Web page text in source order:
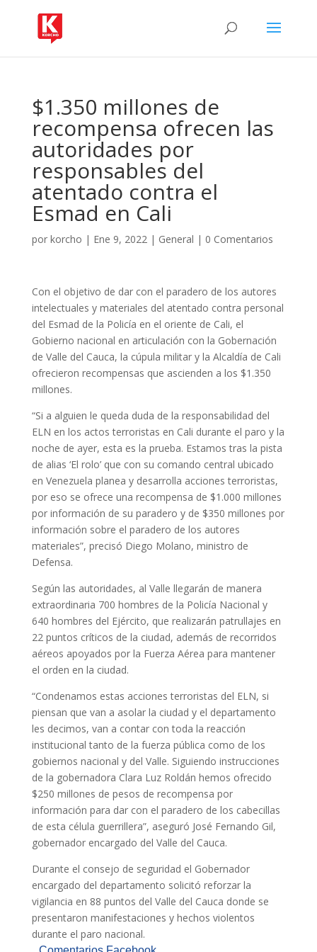
$1.350 millones de
recompensa ofrecen las
autoridades por
responsables del
atentado contra el
Esmad en Cali
por korcho | Ene 9, 2022| General | 0 Comentarios
Con el objetivo de dar con el paradero de los autores
intelectuales y materiales del atentado contra personal
del Esmad de la Policía en el oriente de Cali, el
Gobierno nacional en articulación con la Gobernación
de Valle del Cauca, la cúpula militar y la Alcaldía de Cali
ofrecieron recompensas que ascienden a los $1.350
millones.
“Si a alguien le queda duda de la responsabilidad del
ELN en los actos terroristas en Cali durante el paro y la
noche de ayer, esta es la prueba. Estamos tras la pista
de alias ‘El rolo’ que con su comando central ubicado
en Venezuela planea y desarrolla acciones terroristas,
por eso se ofrece una recompensa de $1.000 millones
por información de su paradero y de $350 millones por
información sobre el paradero de los autores
materiales”, precisó Diego Molano, ministro de
Defensa.
Según las autoridades, al Valle llegarán de manera
extraordinaria 700 hombres de la Policía Nacional y
640 hombres del Ejército, que realizarán patrullajes en
22 puntos críticos de la ciudad, además de recorridos
aéreos apoyados por la Fuerza Aérea para mantener
el orden en la ciudad.
“Condenamos estas acciones terroristas del ELN, si
piensan que van a asolar la ciudad y el departamento
les decimos, van a contar con toda la reacción
institucional tanto de la fuerza pública como de los
gobiernos nacional y del Valle. Siguiendo instrucciones
de la gobernadora Clara Luz Roldán hemos ofrecido
$250 millones de pesos de recompensa por
información para dar con el paradero de los cabecillas
de esta célula guerrillera”, aseguró José Fernando Gil,
gobernador encargado del Valle del Cauca.
Durante el consejo de seguridad el Gobernador
encargado del departamento solicitó reforzar la
vigilancia en 88 puntos del Valle del Cauca donde se
presentaron manifestaciones y hechos violentos
durante el paro nacional.